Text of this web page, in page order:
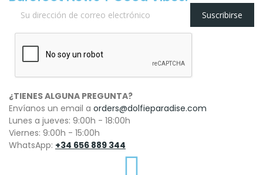
Suscribirse
¿TIENES ALGUNA PREGUNTA?
Envíanos un email a orders@dolfieparadise.com
Lunes a jueves: 9:00h - 18:00h
Viernes: 9:00h - 15:00h
WhatsApp: +34 656 889 344